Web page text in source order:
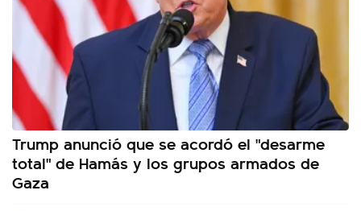
Trump anunció que se acordó el "desarme
total" de Hamás y los grupos armados de
Gaza